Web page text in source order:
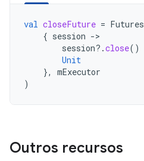
val closeFuture = Futures
{ session -
session?.close()
Unit
},
mExecutor
)
Outros recursos